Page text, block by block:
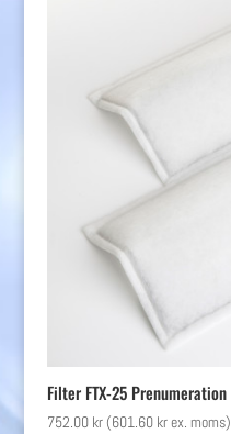
Filter FTX-25 Prenumeration
752.00 kr (601.60 krex. moms)